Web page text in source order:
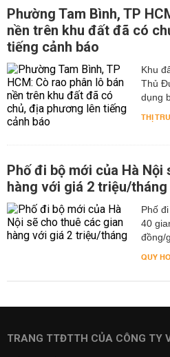
Phường Tam Bình, TP
nền trên khu đất đã có
tiếng cảnh báo
Khu
Thủ
dụng
THỊ
Phố đi bộ mới của Hà
hàng với giá 2 triệu/tháng
Phố
40
đồng/
QUY
TRANG TTĐTTH CỦA CÔNG TY